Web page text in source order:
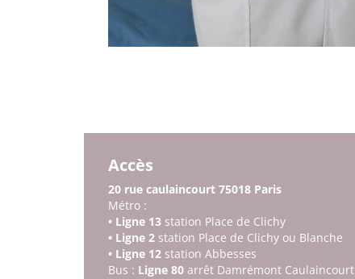
Accès
20 rue caulaincourt 75018 Paris
Métro :
• Ligne 13 station Place de Clichy
• Ligne 2 station Place de Clichy ou Blanche
• Ligne 12 station Abbesses
Bus : Ligne 80 arrêt Damrémont Caulaincourt